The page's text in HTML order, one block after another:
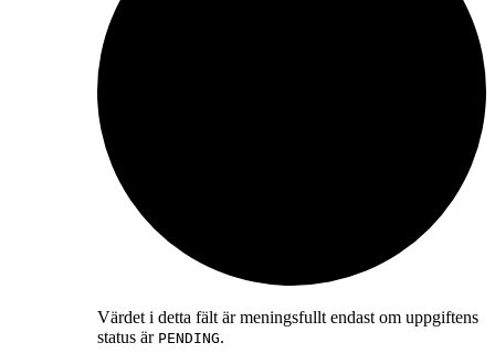
Värdet i detta fält är meningsfullt endast om uppgiftens
status är PENDING.